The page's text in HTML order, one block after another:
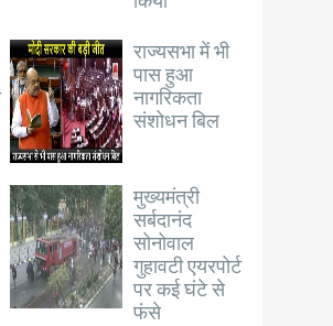
राज्यसभा में भी
पास हुआ
नागरिकता
संशोधन बिल
मुख्यमंत्री
सर्बदानंद
सोनोवाल
गुहावटी एयरपोर्ट
पर कई घंटे से
फंसे